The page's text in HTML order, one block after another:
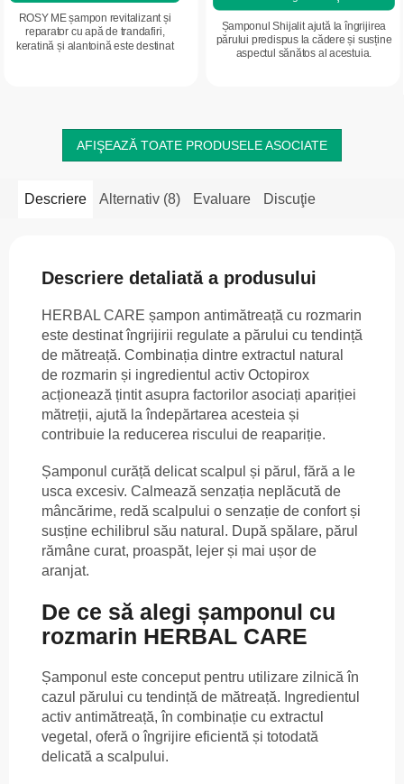
ROSY ME șampon revitalizant și
reparator cu apă de trandafiri,
keratină și alantoină este destinat
Șamponul Shijalit ajută la îngrijirea
părului predispus la cădere și susține
aspectul sănătos al acestuia.
AFIŞEAZĂ TOATE PRODUSELE ASOCIATE
Descriere Alternativ (8) Evaluare Discuţie
Descriere detaliată a produsului
HERBAL CARE șampon antimătreață cu rozmarin
este destinat îngrijirii regulate a părului cu tendință
de mătreață. Combinația dintre extractul natural
de rozmarin și ingredientul activ Octopirox
acționează țintit asupra factorilor asociați apariției
mătreții, ajută la îndepărtarea acesteia și
contribuie la reducerea riscului de reapariție.
Șamponul curăță delicat scalpul și părul, fără a le
usca excesiv. Calmează senzația neplăcută de
mâncărime, redă scalpului o senzație de confort și
susține echilibrul său natural. După spălare, părul
rămâne curat, proaspăt, lejer și mai ușor de
aranjat.
De ce să alegi șamponul cu
rozmarin HERBAL CARE
Șamponul este conceput pentru utilizare zilnică în
cazul părului cu tendință de mătreață. Ingredientul
activ antimătreață, în combinație cu extractul
vegetal, oferă o îngrijire eficientă și totodată
delicată a scalpului.